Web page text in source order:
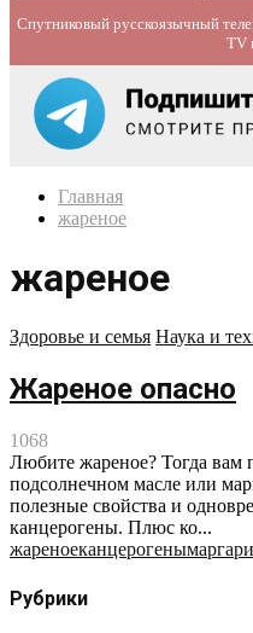
Спутниковый русскоязычный
TV
Главная
жареное
жареное
Здоровье и семья Наука и
Жареное опасно
1068
Любите жареное? Тогда вам
подсолнечном масле или
полезные свойства и
канцерогены. Плюс ко...
жареноеканцерогены
Рубрики